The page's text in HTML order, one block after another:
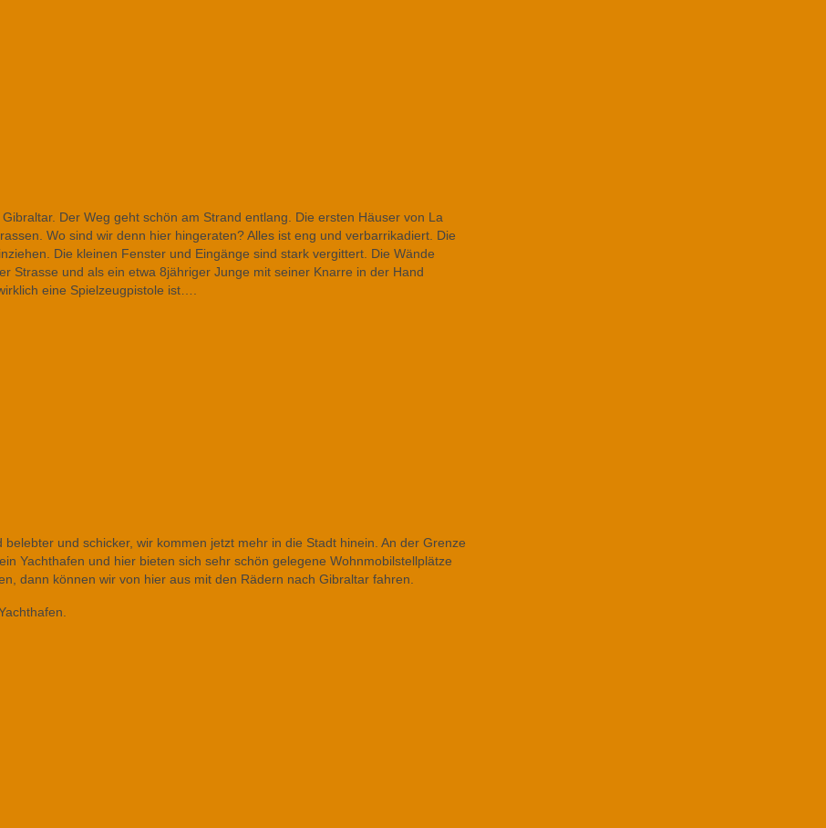
Der Weg geht schön am Strand entlang. Die ersten Häuser von La
Wo sind wir denn hier hingeraten? Alles ist eng und verbarrikadiert. Die
Die kleinen Fenster und Eingänge sind stark vergittert. Die Wände
Strasse und als ein etwa 8jähriger Junge mit seiner Knarre in der Hand
eine Spielzeugpistole ist….
und schicker, wir kommen jetzt mehr in die Stadt hinein. An der Grenze
Yachthafen und hier bieten sich sehr schön gelegene Wohnmobilstellplätze
dann können wir von hier aus mit den Rädern nach Gibraltar fahren.